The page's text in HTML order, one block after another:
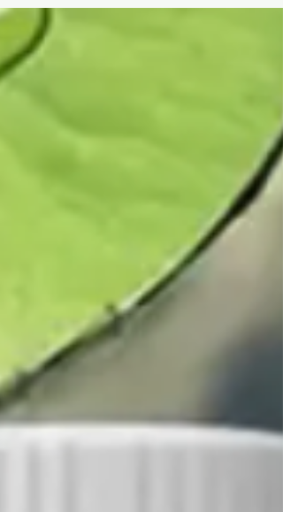
candele e prodotti corpo per portare ogni
giorno l'atmosfera del mare nella tua